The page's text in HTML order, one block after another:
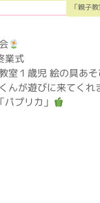
「親子
業式
室１歳児 絵の具あ
んが遊びに来てくれ
パプリカ」